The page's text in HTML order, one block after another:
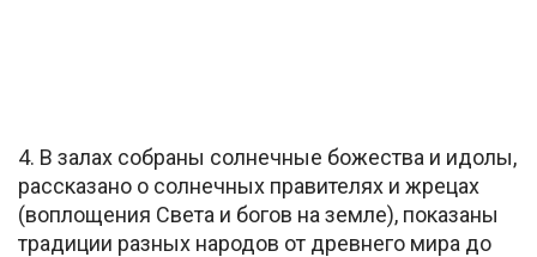
4. В залах собраны солнечные божества и идолы,
рассказано о солнечных правителях и жрецах
(воплощения Света и богов на земле), показаны
традиции разных народов от древнего мира до